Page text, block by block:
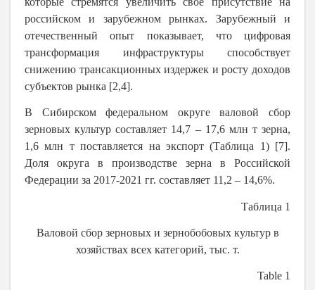
российском и зарубежном рынках. Зарубежный и
отечественный опыт показывает, что цифровая
трансформация инфраструктуры способствует
снижению трансакционных издержек и росту доходов
субъектов рынка [2,4].
В Сибирском федеральном округе валовой сбор
зерновых культур составляет 14,7 – 17,6 млн т зерна,
1,6 млн т поставляется на экспорт (Таблица 1) [7].
Доля округа в производстве зерна в Российской
Федерации за 2017-2021 гг. составляет 11,2 – 14,6%.
Таблица 1
Валовой сбор зерновых и зернобобовых культур в
хозяйствах всех категорий, тыс. т.
Table 1